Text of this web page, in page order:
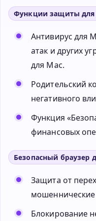
Функции защиты для
Антивирус для
атак и других
для Мас.
Родительский
негативного
Функция
финансовых
Безопасный браузер
Защита от
мошеннические
Блокирование